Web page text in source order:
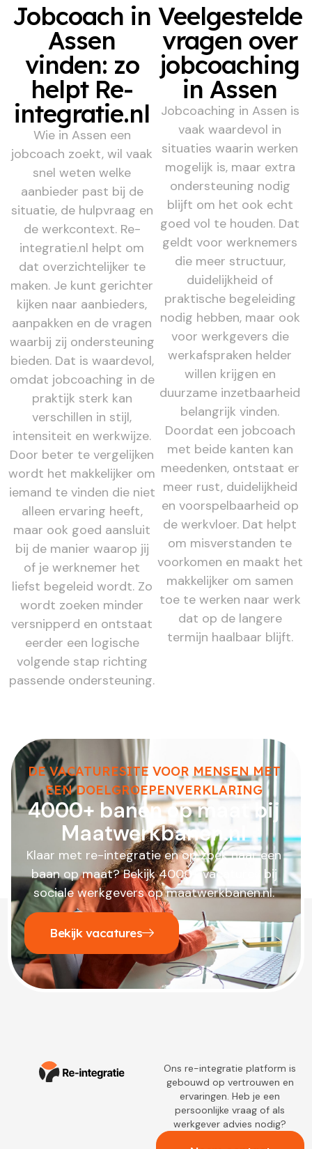
Jobcoach in
Assen
vinden: zo
helpt Re-
integratie.nl
Wie in Assen een
jobcoach zoekt, wil vaak
snel weten welke
aanbieder past bij de
situatie, de hulpvraag en
de werkcontext. Re-
integratie.nl helpt om
dat overzichtelijker te
maken. Je kunt gerichter
kijken naar aanbieders,
aanpakken en de vragen
waarbij zij ondersteuning
bieden. Dat is waardevol,
omdat jobcoaching in de
praktijk sterk kan
verschillen in stijl,
intensiteit en werkwijze.
Door beter te vergelijken
wordt het makkelijker om
iemand te vinden die niet
alleen ervaring heeft,
maar ook goed aansluit
bij de manier waarop jij
of je werknemer het
liefst begeleid wordt. Zo
wordt zoeken minder
versnipperd en ontstaat
eerder een logische
volgende stap richting
passende ondersteuning.
Veelgestelde
vragen over
jobcoaching
in Assen
Jobcoaching in Assen is
vaak waardevol in
situaties waarin werken
mogelijk is, maar extra
ondersteuning nodig
blijft om het ook echt
goed vol te houden. Dat
geldt voor werknemers
die meer structuur,
duidelijkheid of
praktische begeleiding
nodig hebben, maar ook
voor werkgevers die
werkafspraken helder
willen krijgen en
duurzame inzetbaarheid
belangrijk vinden.
Doordat een jobcoach
met beide kanten kan
meedenken, ontstaat er
meer rust, duidelijkheid
en voorspelbaarheid op
de werkvloer. Dat helpt
om misverstanden te
voorkomen en maakt het
makkelijker om samen
toe te werken naar werk
dat op de langere
termijn haalbaar blijft.
DE VACATURESITE VOOR MENSEN MET
EEN DOELGROEPENVERKLARING
4000+ banen op maat bij
Maatwerkbanen.nl
Klaar met re-integratie en op zoek naar een
baan op maat? Bekijk 4000+ vacatures bij
sociale werkgevers op maatwerkbanen.nl.
Bekijk vacatures
Ons re-integratie platform is
gebouwd op vertrouwen en
ervaringen. Heb je een
persoonlijke vraag of als
werkgever advies nodig?